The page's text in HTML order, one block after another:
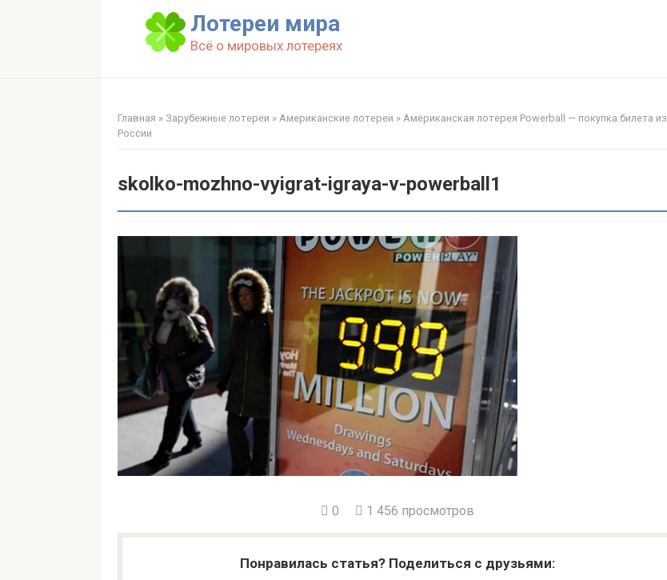
Лотереи мира
Всё о мировых лотереях
Главная » Зарубежные лотереи » Американские лотереи » Американская лотерея Powerball — покупка билета из
России
skolko-mozhno-vyigrat-igraya-v-powerball1
0 1 456 просмотров
Понравилась статья? Поделиться с друзьями: